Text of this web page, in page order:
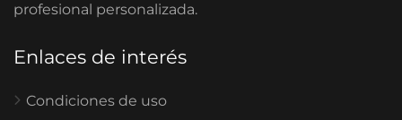
profesional personalizada.
Enlaces de interés
Condiciones de uso